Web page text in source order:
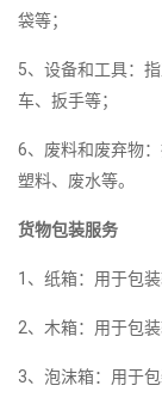
袋等；
5、设备和工具：
车、扳手等；
6、废料和废弃物
塑料、废水等。
货物包装服务
1、纸箱：用于包
2、木箱：用于包
3、泡沫箱：用于